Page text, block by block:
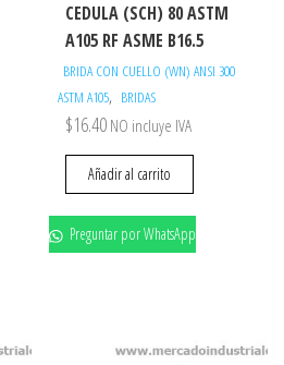
CEDULA (SCH) 80 ASTM
A105 RF ASME B16.5
BRIDA CON CUELLO (WN) ANSI 300
ASTM A105, BRIDAS
$16.40 NO incluye IVA
Añadir al carrito
Preguntar por WhatsApp